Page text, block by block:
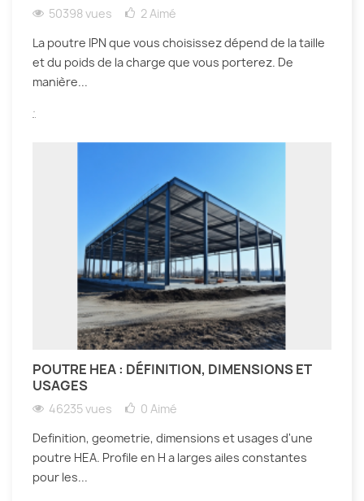
50398 vues 2Aimé
La poutre IPN que vous choisissez dépend de la taille
et du poids de la charge que vous porterez. De
manière...
.
POUTRE HEA : DÉFINITION, DIMENSIONS ET
USAGES
46235 vues 0 Aimé
Definition, geometrie, dimensions et usages d'une
poutre HEA. Profile en H a larges ailes constantes
pour les...